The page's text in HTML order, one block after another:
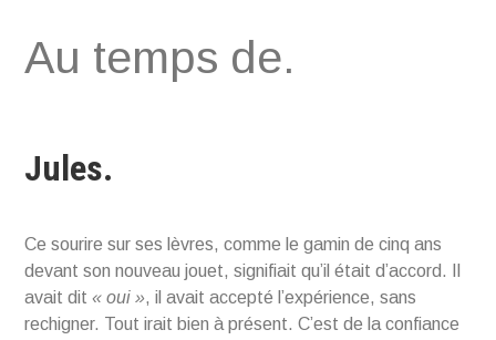
au
Au temps de.
Jules.
Ce sourire sur ses lèvres, comme le gamin de cinq ans
devant son nouveau jouet, signifiait qu’il était d’accord. Il
avait dit« oui », il avait accepté l’expérience, sans
rechigner. Tout irait bien à présent. C’est de la confiance